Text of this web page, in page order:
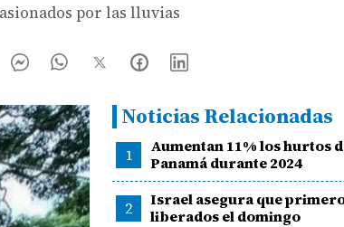
por las lluvias
Noticias Relacionadas
1
Aumentan 11% los hurtos
Panamá durante 2024
2
Israel asegura que
liberados el domingo